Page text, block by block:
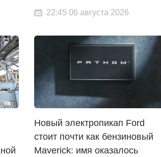
22:45 06 августа 2026
Новый электропикап Ford
стоит почти как бензиновый
Maverick: имя оказалось